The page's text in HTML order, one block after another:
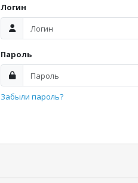
Логин
Пароль
Забыли пароль?